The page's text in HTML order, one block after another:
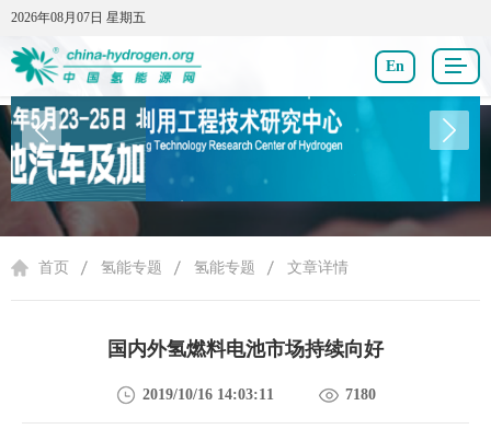
2026年08月07日 星期五
2026年08月07日 星期五
En
氢能专题
首页 氢能专题 氢能专题 文章详情
国内外氢燃料电池市场持续向好
2019/10/16 14:03:11 7180